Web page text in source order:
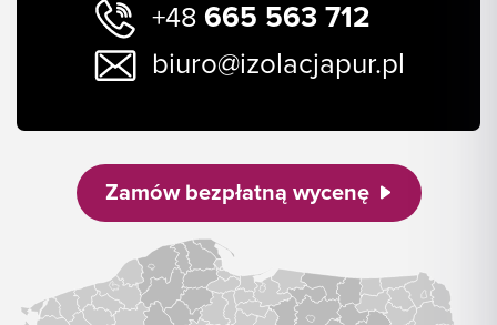
+48 665 563 712
biuro@izolacjapur.pl
Zamów bezpłatną wycenę